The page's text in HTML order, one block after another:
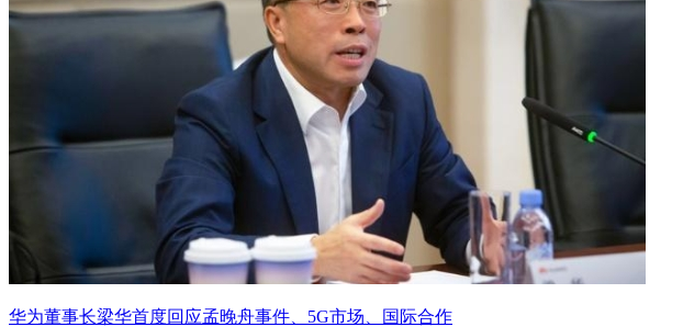
华为董事长梁华首度回应孟晚舟事件、5G市场、国际合作